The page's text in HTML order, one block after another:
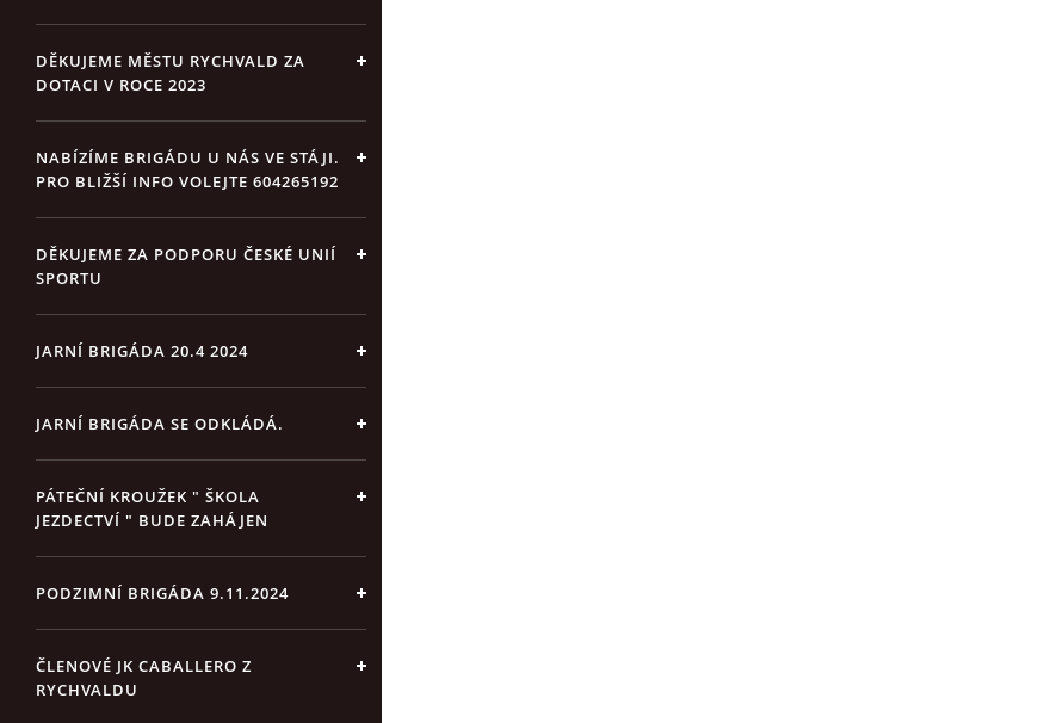
DĚKUJEME MĚSTU RYCHVALD ZA
DOTACI V ROCE 2023
NABÍZÍME BRIGÁDU U NÁS VE STÁJI.
PRO BLIŽŠÍ INFO VOLEJTE 604265192
DĚKUJEME ZA PODPORU ČESKÉ UNIÍ
SPORTU
JARNÍ BRIGÁDA 20.4 2024
JARNÍ BRIGÁDA SE ODKLÁDÁ.
PÁTEČNÍ KROUŽEK " ŠKOLA
JEZDECTVÍ " BUDE ZAHÁJEN
PODZIMNÍ BRIGÁDA 9.11.2024
ČLENOVÉ JK CABALLERO Z
RYCHVALDU